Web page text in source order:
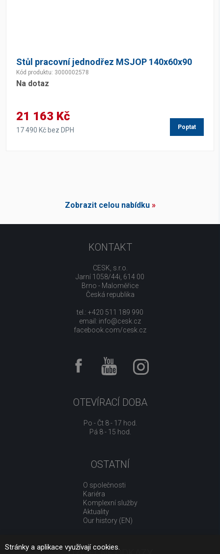
Stůl pracovní jednodřez MSJOP 140x60x90
Kód produktu: 3000002578
Na dotaz
21 163 Kč
17 490 Kč bez DPH Poptat
Zobrazit celou nabídku»
KONTAKT
CESK, s.r.o.
Jarní 1058/44i, 614 00
Brno - Maloměřice
Česká republika
tel.: +420 511 189 990
email: info@cesk.cz
facebook.com/cesk.cz
OTEVÍRACÍ DOBA
Po - Čt 8 - 17 hod.
Pá 8 - 15 hod.
OSTATNÍ
O společnosti
Kariéra
Komplexní služby
Aktuality
Our history (EN)
Stránky a aplikace využívají cookies.